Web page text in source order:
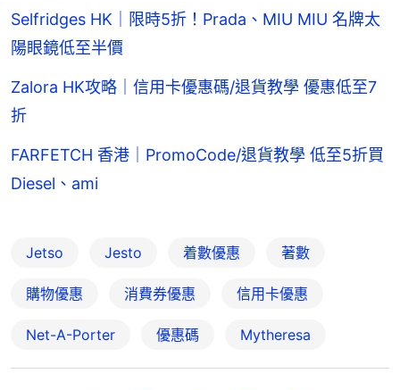
Selfridges HK｜限時5折！Prada、MIU MIU 名牌太
陽眼鏡低至半價
Zalora HK攻略｜信用卡優惠碼/退貨教學 優惠低至7
折
FARFETCH 香港｜PromoCode/退貨教學 低至5折買
Diesel、ami
Jetso Jesto 着數優惠 著數
購物優惠 消費券優惠 信用卡優惠
Net-A-Porter 優惠碼 Mytheresa